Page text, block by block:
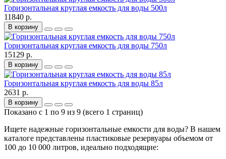
Горизонтальная круглая емкость для воды 500л
11840 р.
В корзину
Горизонтальная круглая емкость для воды 750л
15129 р.
В корзину
Горизонтальная круглая емкость для воды 85л
2631 р.
В корзину
Показано с 1 по 9 из 9 (всего 1 страниц)
Ищете надежные горизонтальные емкости для воды? В нашем
каталоге представлены пластиковые резервуары объемом от
100 до 10 000 литров, идеально подходящие: